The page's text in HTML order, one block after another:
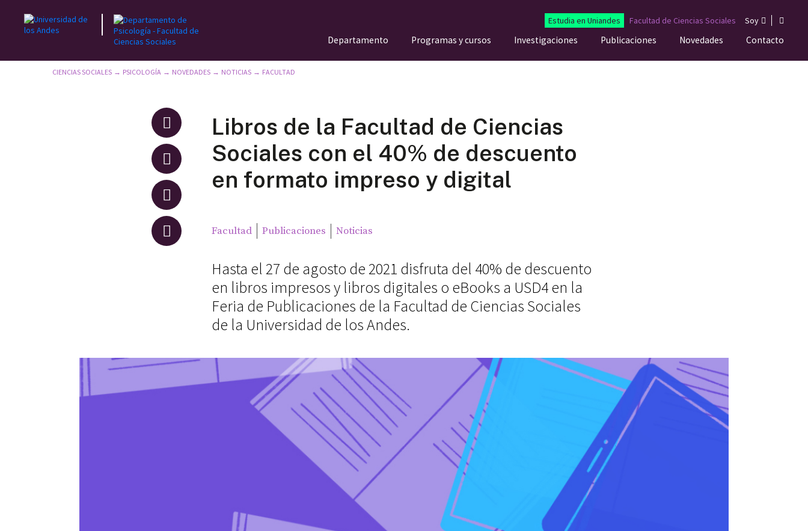
Estudia en Uniandes Facultad de Ciencias Sociales Soy
Departamento Programas y cursos Investigaciones Publicaciones Novedades Contacto
CIENCIAS SOCIALES → PSICOLOGÍA → NOVEDADES → NOTICIAS → FACULTAD
Libros de la Facultad de Ciencias
Sociales con el 40% de descuento
en formato impreso y digital
Facultad Publicaciones Noticias
Hasta el 27 de agosto de 2021 disfruta del 40% de descuento
en libros impresos y libros digitales o eBooks a USD4 en la
Feria de Publicaciones de la Facultad de Ciencias Sociales
de la Universidad de los Andes.